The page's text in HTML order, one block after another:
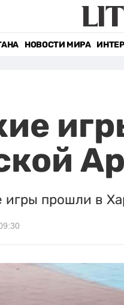
НОВОСТИ МИРА
игры прошли в